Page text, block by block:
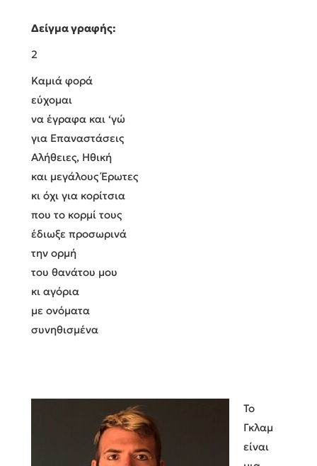
Δείγμα γραφής:
2
Καμιά φορά
εύχομαι
να έγραφα και ‘γώ
για Επαναστάσεις
Αλήθειες, Ηθική
και μεγάλους Έρωτες
κι όχι για κορίτσια
που το κορμί τους
έδιωξε προσωρινά
την ορμή
του θανάτου μου
κι αγόρια
με ονόματα
συνηθισμένα
Το
Γκλαμ
είναι